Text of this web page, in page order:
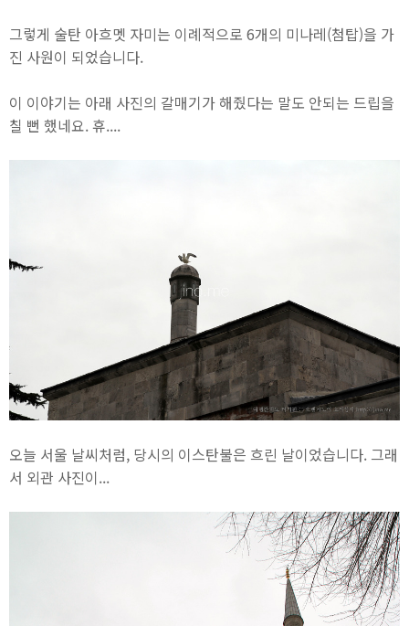
그렇게 술탄 아흐멧 자미는 이례적으로 6개의 미나레(첨탑)을 가
진 사원이 되었습니다.
이 이야기는 아래 사진의 갈매기가 해줬다는 말도 안되는 드립을
칠 뻔 했네요. 휴....
오늘 서울 날씨처럼, 당시의 이스탄불은 흐린 날이었습니다. 그래
서 외관 사진이...